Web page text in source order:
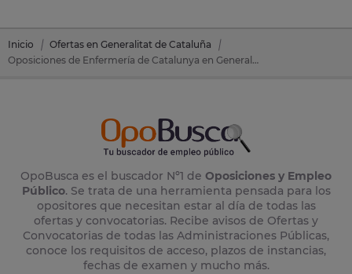
Inicio
Ofertas en Generalitat de Cataluña
Oposiciones de Enfermería de Catalunya en Generalitat de Cataluña
OpoBusca es el buscador Nº1 de Oposiciones y Empleo
Público. Se trata de una herramienta pensada para los
opositores que necesitan estar al día de todas las
ofertas y convocatorias. Recibe avisos de Ofertas y
Convocatorias de todas las Administraciones Públicas,
conoce los requisitos de acceso, plazos de instancias,
fechas de examen y mucho más.